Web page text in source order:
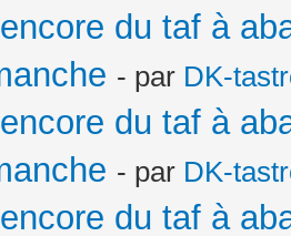
du taf à
- par DK-
du taf à
- par DK-
du taf à